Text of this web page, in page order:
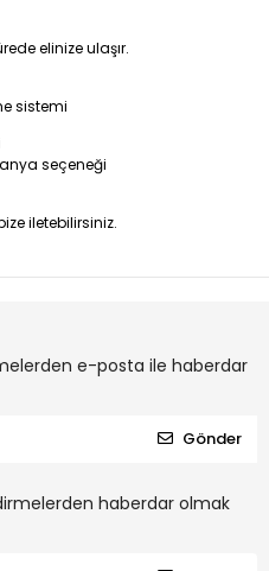
elinize ulaşır.
sistemi
seçeneği
iletebilirsiniz.
e-posta ile haberdar
Gönder
haberdar olmak